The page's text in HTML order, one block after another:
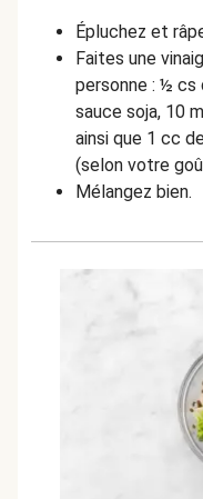
Épluchez et
Faites une
personne : ½ cs
sauce soja, 10
ainsi que 1 cc
(selon votre
Mélangez bien.